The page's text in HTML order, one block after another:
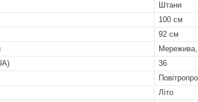
Штани
100 см
92 см
36
Літо